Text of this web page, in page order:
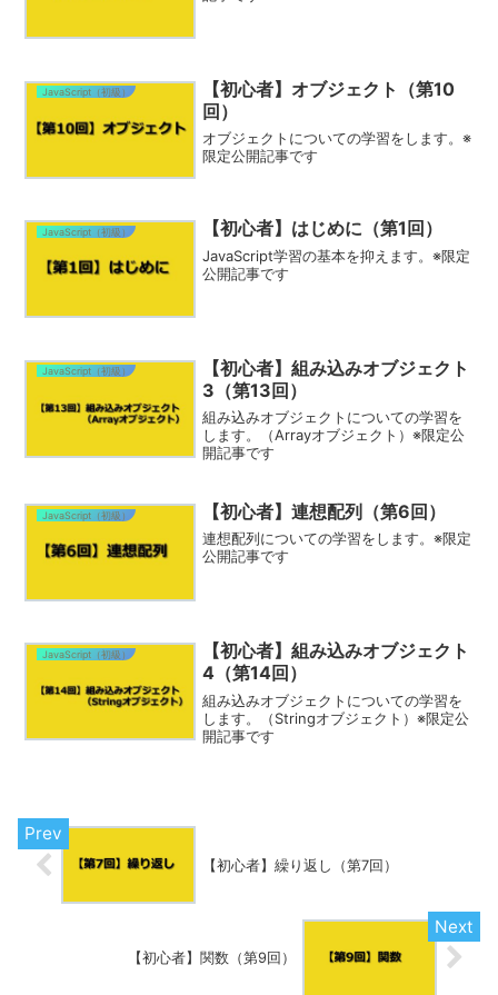
JavaScript（初級）
【初心者】オブジェクト（第10
回）
オブジェクトについての学習をします。※
限定公開記事です
JavaScript（初級） 【初心者】はじめに（第1回）
JavaScript学習の基本を抑えます。※限定
公開記事です
JavaScript（初級）
【初心者】組み込みオブジェクト
3（第13回）
組み込みオブジェクトについての学習を
します。（Arrayオブジェクト）※限定公
開記事です
JavaScript（初級） 【初心者】連想配列（第6回）
連想配列についての学習をします。※限定
公開記事です
JavaScript（初級）
【初心者】組み込みオブジェクト
4（第14回）
組み込みオブジェクトについての学習を
します。（Stringオブジェクト）※限定公
開記事です
【初心者】繰り返し（第7回）
【初心者】関数（第9回）